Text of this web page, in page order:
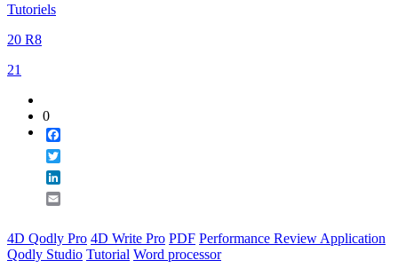
Tutoriels
20 R8
21
0
4D Qodly Pro 4D Write Pro PDF Performance Review Application
Qodly Studio Tutorial Word processor